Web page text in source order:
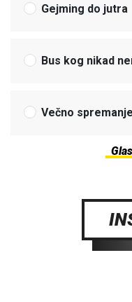
Gejming do jutra
Bus kog nikad
Večno